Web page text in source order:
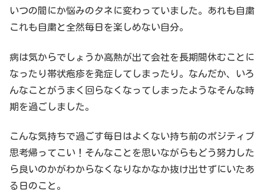
いつの間にか悩みのタネに変わっていました。あれも自粛
これも自粛と全然毎日を楽しめない自分。
病は気からでしょうか高熱が出て会社を長期間休むことに
なったり帯状疱疹を発症してしまったり。なんだか、いろ
んなことがうまく回らなくなってしまったようなそんな時
期を過ごしました。
こんな気持ちで過ごす毎日はよくない持ち前のポジティブ
思考帰ってこい！そんなことを思いながらもどう努力した
ら良いのかがわからなくなりなかなか抜け出せずにいたあ
る日のこと。